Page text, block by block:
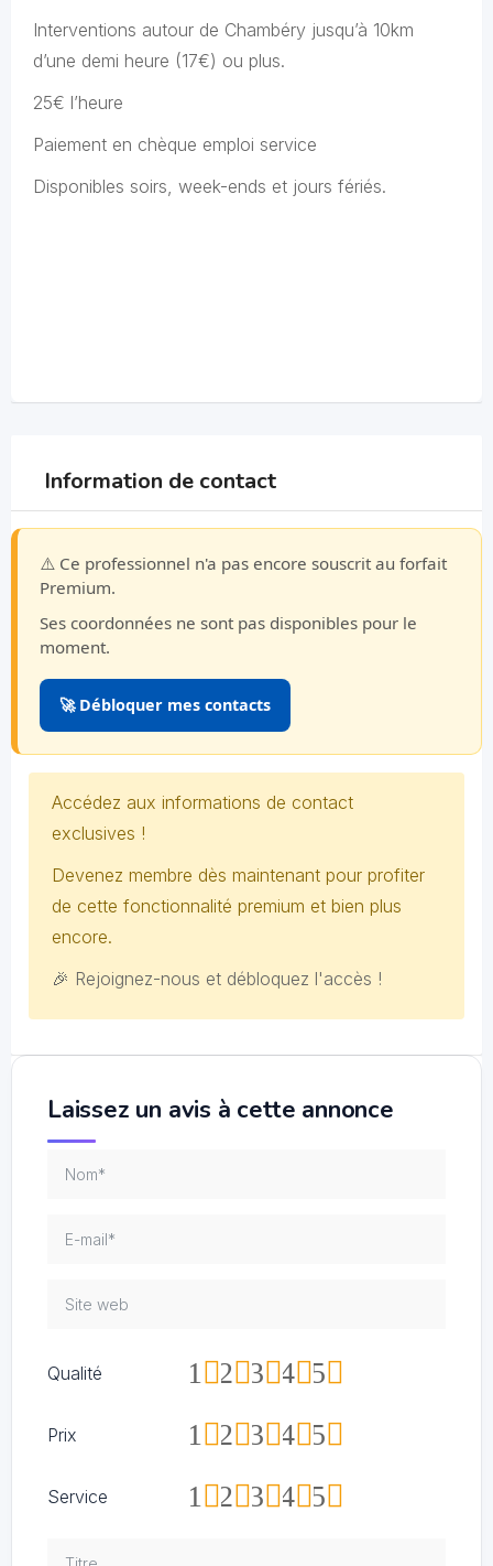
Interventions autour de Chambéry jusqu’à 10km
d’une demi heure (17€) ou plus.
25€ l’heure
Paiement en chèque emploi service
Disponibles soirs, week-ends et jours fériés.
Information de contact
⚠️ Ce professionnel n'a pas encore souscrit au forfait
Premium.
Ses coordonnées ne sont pas disponibles pour le
moment.
🚀 Débloquer mes contacts
Accédez aux informations de contact
exclusives !
Devenez membre dès maintenant pour profiter
de cette fonctionnalité premium et bien plus
encore.
🎉 Rejoignez-nous et débloquez l'accès !
Laissez un avis à cette annonce
Qualité 5
4
3
2
1
Prix 5
4
3
2
1
Service 5
4
3
2
1